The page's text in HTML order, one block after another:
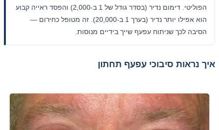
הפוליטי. דימום נדיר (בסדר גודל של 1 ב-2,000) והפסד ראייה קבוע
הוא אפילו יותר נדיר (בערך 1 ב-20,000). זה מטופל כחירום —
הסיבה לכך שניתוח עפעף שייך בידיים מנוסות.
איך נראות סיבוכי עפעף תחתון